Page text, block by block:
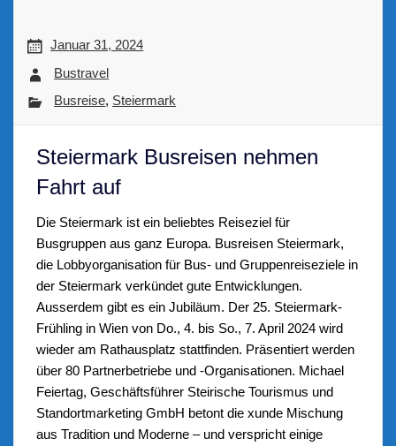
Januar 31, 2024
Bustravel
Busreise, Steiermark
Steiermark Busreisen nehmen
Fahrt auf
Die Steiermark ist ein beliebtes Reiseziel für
Busgruppen aus ganz Europa. Busreisen Steiermark,
die Lobbyorganisation für Bus- und Gruppenreiseziele in
der Steiermark verkündet gute Entwicklungen.
Ausserdem gibt es ein Jubiläum. Der 25. Steiermark-
Frühling in Wien von Do., 4. bis So., 7. April 2024 wird
wieder am Rathausplatz stattfinden. Präsentiert werden
über 80 Partnerbetriebe und -Organisationen. Michael
Feiertag, Geschäftsführer Steirische Tourismus und
Standortmarketing GmbH betont die xunde Mischung
aus Tradition und Moderne – und verspricht einige